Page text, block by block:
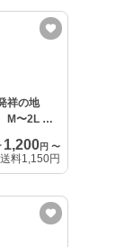
祥の地
〜2L 混
1,200円 〜
料1,150円